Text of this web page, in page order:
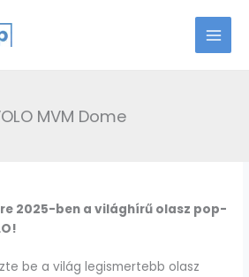
MVM Dome
2025-ben a világhírű olasz pop-
be a világ legismertebb olasz